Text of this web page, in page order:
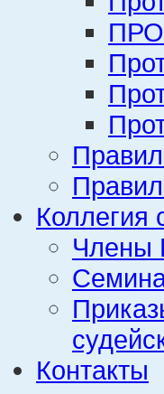
Члены
Контакты